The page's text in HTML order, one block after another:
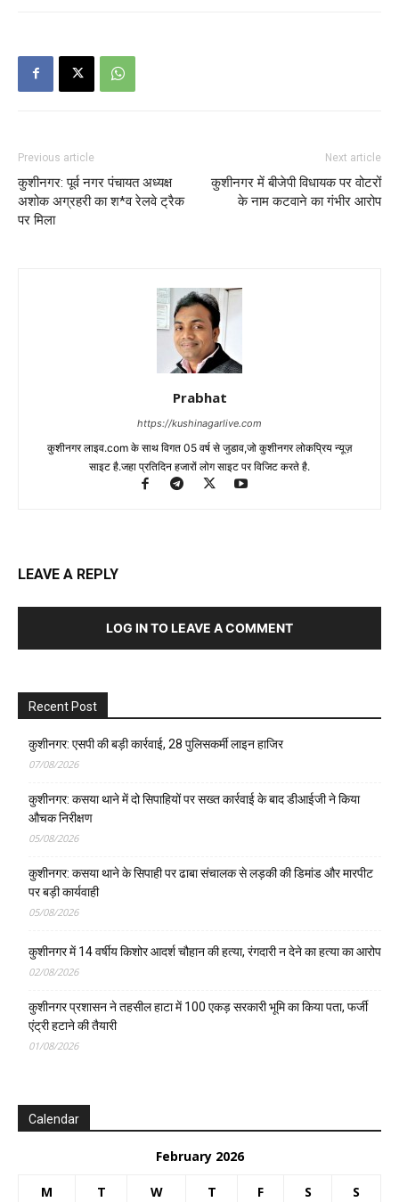
Previous article
कुशीनगर: पूर्व नगर पंचायत अध्यक्ष
अशोक अग्रहरी का श*व रेलवे ट्रैक
पर मिला
Next article
कुशीनगर में बीजेपी विधायक पर वोटरों
के नाम कटवाने का गंभीर आरोप
Prabhat
https://kushinagarlive.com
कुशीनगर लाइव.com के साथ विगत 05 वर्ष से जुडाव,जो कुशीनगर लोकप्रिय न्यूज़
साइट है.जहा प्रतिदिन हजारों लोग साइट पर विजिट करते है.
LEAVE A REPLY
LOG IN TO LEAVE A COMMENT
Recent Post
कुशीनगर: एसपी की बड़ी कार्रवाई, 28 पुलिसकर्मी लाइन हाजिर
07/08/2026
कुशीनगर: कसया थाने में दो सिपाहियों पर सख्त कार्रवाई के बाद डीआईजी ने किया
औचक निरीक्षण
05/08/2026
कुशीनगर: कसया थाने के सिपाही पर ढाबा संचालक से लड़की की डिमांड और मारपीट
पर बड़ी कार्यवाही
05/08/2026
कुशीनगर में 14 वर्षीय किशोर आदर्श चौहान की हत्या, रंगदारी न देने का हत्या का आरोप
02/08/2026
कुशीनगर प्रशासन ने तहसील हाटा में 100 एकड़ सरकारी भूमि का किया पता, फर्जी
एंट्री हटाने की तैयारी
01/08/2026
Calendar
February 2026
M T W T F S S